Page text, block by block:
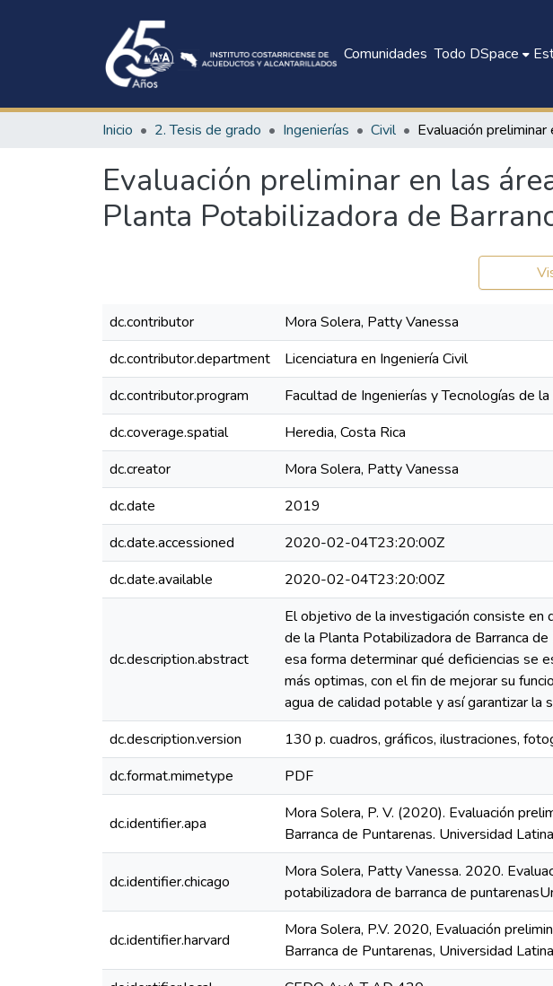
Comunidades Todo DSpace
Inicio 2. Tesis de grado Ingenierías Civil
Evaluación preliminar en las
Planta Potabilizadora de
dc.contributor
Mora Solera, Patty Vanessa
dc.contributor.department
Licenciatura en Ingeniería Civil
dc.contributor.program
Facultad de Ingenierías y Tecnologías de
dc.coverage.spatial
Heredia, Costa Rica
dc.creator
Mora Solera, Patty Vanessa
dc.date
2019
dc.date.accessioned
2020-02-04T23:20:00Z
dc.date.available
2020-02-04T23:20:00Z
dc.description.abstract
El objetivo de la investigación consiste en
de la Planta Potabilizadora de Barranca
esa forma determinar qué deficiencias se
más optimas, con el fin de mejorar su
agua de calidad potable y así garantizar
dc.description.version
130 p. cuadros, gráficos, ilustraciones,
dc.format.mimetype
PDF
dc.identifier.apa
Mora Solera, P. V. (2020). Evaluación
Barranca de Puntarenas. Universidad
dc.identifier.chicago
Mora Solera, Patty Vanessa. 2020.
potabilizadora de barranca de
dc.identifier.harvard
Mora Solera, P.V. 2020, Evaluación
Barranca de Puntarenas, Universidad